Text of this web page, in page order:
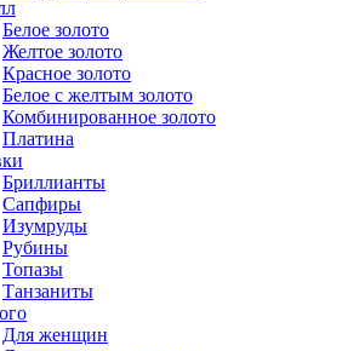
Белое золото
Желтое золото
Красное золото
Белое с желтым золото
Комбинированное золото
Платина
Бриллианты
Сапфиры
Изумруды
Рубины
Топазы
Танзаниты
Для женщин